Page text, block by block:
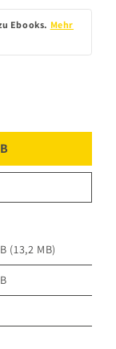
Ebooks. Mehr
(13,2 MB)